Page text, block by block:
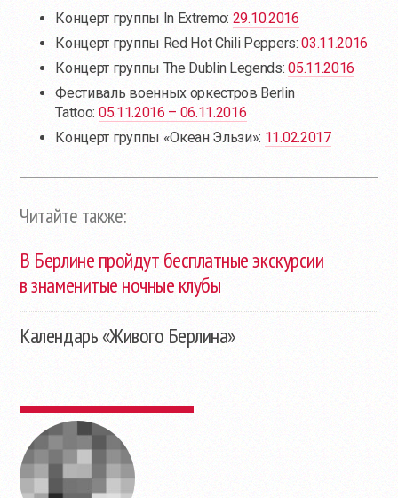
Концерт группы In Extremo: 29.10.2016
Концерт группы Red Hot Chili Peppers:03.11.2016
Концерт группы The Dublin Legends:05.11.2016
Фестиваль военных оркестров Berlin
Tattoo: 05.11.2016 – 06.11.2016
Концерт группы «Океан Эльзи»: 11.02.2017
Читайте также:
В Берлине пройдут бесплатные экскурсии
в знаменитые ночные клубы
Календарь «Живого Берлина»